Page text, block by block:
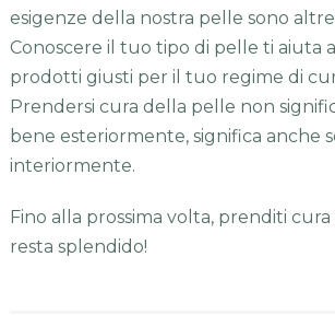
esigenze della nostra pelle sono
Conoscere il tuo tipo di pelle ti aiuta
prodotti giusti per il tuo regime di
Prendersi cura della pelle non
bene esteriormente, significa anche
interiormente.
Fino alla prossima volta, prenditi
resta splendido!